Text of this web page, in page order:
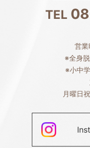
TEL
営
※全身
※小中
月曜日